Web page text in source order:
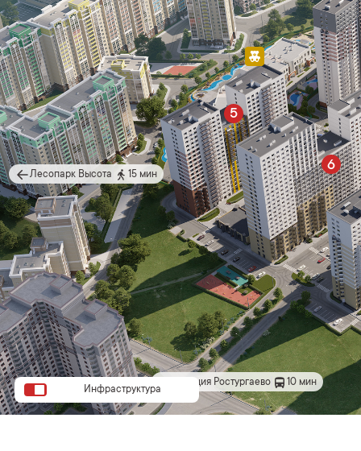
Инфраструктура
5
6
Лесопарк Высота 15 мин
Станция Ростургаево 10 мин